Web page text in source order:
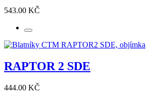
543.00 KČ
RAPTOR 2 SDE
444.00 KČ